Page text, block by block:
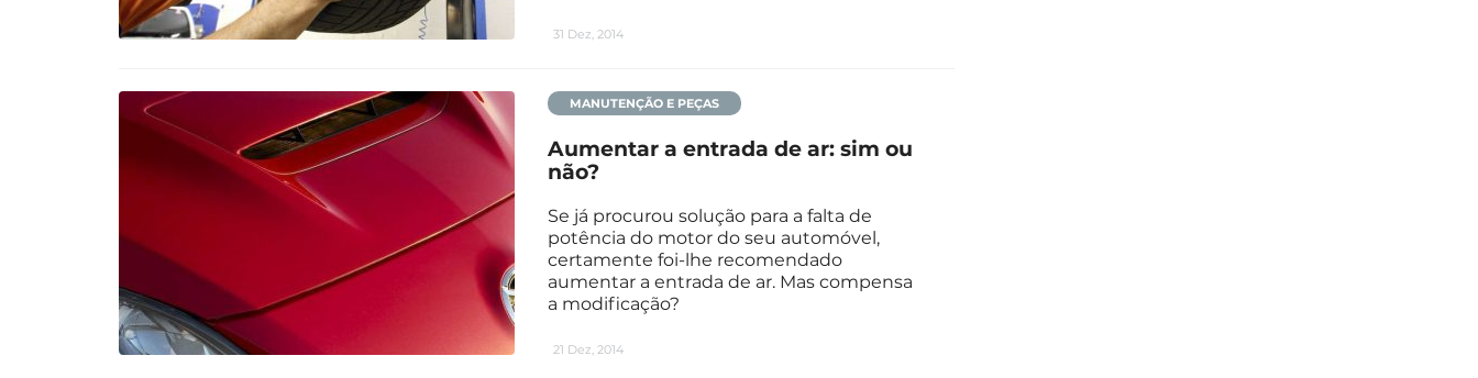
31 Dez, 2014
MANUTENÇÃO E PEÇAS
Aumentar a entrada de ar: sim ou
não?
Se já procurou solução para a falta de
potência do motor do seu automóvel,
certamente foi-lhe recomendado
aumentar a entrada de ar. Mas compensa
a modificação?
21 Dez, 2014